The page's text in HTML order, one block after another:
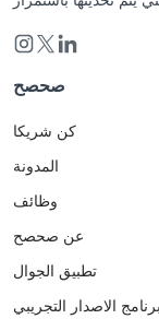
صحصح
كن شريكا
المدونة
وظائف
عن صحصح
تطبيق الجوال
برنامج الاصدار التجريبي